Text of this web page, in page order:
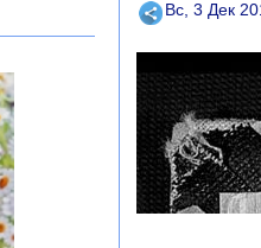
Поделиться
Вс, 3 Дек